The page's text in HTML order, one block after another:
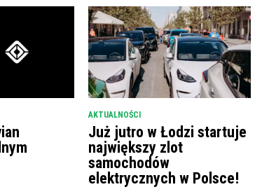
AKTUALNOŚCI
Już jutro w Łodzi startuje
największy zlot
samochodów
elektrycznych w Polsce!